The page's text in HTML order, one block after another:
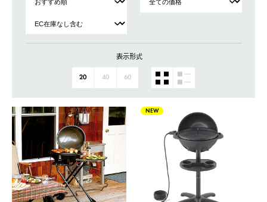
表示形式
20 40 60
NEW